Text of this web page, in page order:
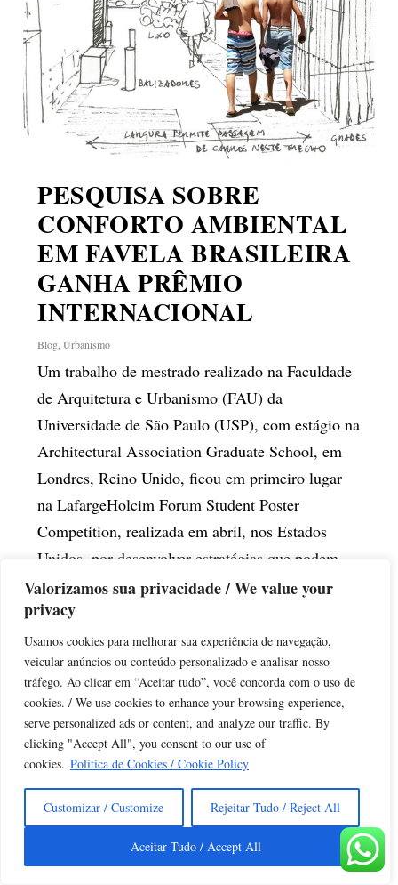
Valorizamos sua privacidade / We value your
privacy
Usamos cookies para melhorar sua experiência de navegação,
veicular anúncios ou conteúdo personalizado e analisar nosso
tráfego. Ao clicar em “Aceitar tudo”, você concorda com o uso de
cookies. / We use cookies to enhance your browsing experience,
serve personalized ads or content, and analyze our traffic. By
clicking "Accept All", you consent to our use of
cookies. Política de Cookies / Cookie Policy
Customizar / Customize Rejeitar Tudo / Reject All
Aceitar Tudo / Accept All
PESQUISA SOBRE
CONFORTO AMBIENTAL
EM FAVELA BRASILEIRA
GANHA PRÊMIO
INTERNACIONAL
Blog ,Urbanismo
Um trabalho de mestrado realizado na Faculdade
de Arquitetura e Urbanismo (FAU) da
Universidade de São Paulo (USP), com estágio na
Architectural Association Graduate School, em
Londres, Reino Unido, ficou em primeiro lugar
na LafargeHolcim Forum Student Poster
Competition, realizada em abril, nos Estados
Unidos, por desenvolver estratégias que podem
melhorar o conforto ambiental em edificações e
espaços públicos da favela de Paraisópolis, em
São Paulo...
CONTINUE LENDO